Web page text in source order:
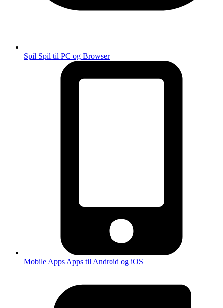
Spil Spil til PC og Browser
Mobile Apps Apps til Android og iOS